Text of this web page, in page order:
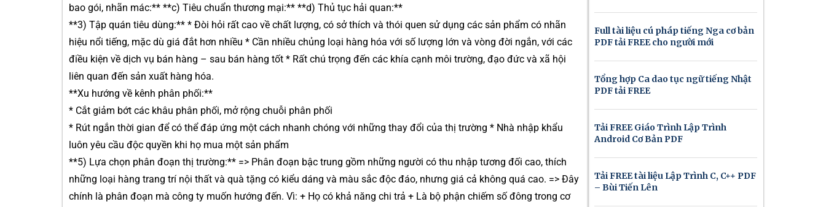
bao gói, nhãn mác:** **c) Tiêu chuẩn thương mại:** **d) Thủ tục hải quan:**
**3) Tập quán tiêu dùng:** * Đòi hỏi rất cao về chất lượng, có sở thích và thói quen sử dụng các sản phẩm có nhãn
hiệu nổi tiếng, mặc dù giá đắt hơn nhiều * Cần nhiều chủng loại hàng hóa với số lượng lớn và vòng đời ngắn, với các
điều kiện về dịch vụ bán hàng – sau bán hàng tốt * Rất chú trọng đến các khía cạnh môi trường, đạo đức và xã hội
liên quan đến sản xuất hàng hóa.
**Xu hướng về kênh phân phối:**
* Cắt giảm bớt các khâu phân phối, mở rộng chuỗi phân phối
* Rút ngắn thời gian để có thể đáp ứng một cách nhanh chóng với những thay đổi của thị trường * Nhà nhập khẩu
luôn yêu cầu độc quyền khi họ mua một sản phẩm
**5) Lựa chọn phân đoạn thị trường:** => Phân đoạn bậc trung gồm những người có thu nhập tương đối cao, thích
những loại hàng trang trí nội thất và quà tặng có kiểu dáng và màu sắc độc đáo, nhưng giá cả không quá cao. => Đây
chính là phân đoạn mà công ty muốn hướng đến. Vì: + Họ có khả năng chi trả + Là bộ phận chiếm số đông trong cơ
Full tài liệu cú pháp tiếng Nga cơ bản
PDF tải FREE cho người mới
Tổng hợp Ca dao tục ngữ tiếng Nhật
PDF tải FREE
Tải FREE Giáo Trình Lập Trình
Android Cơ Bản PDF
Tải FREE tài liệu Lập Trình C, C++ PDF
– Bùi Tiến Lên